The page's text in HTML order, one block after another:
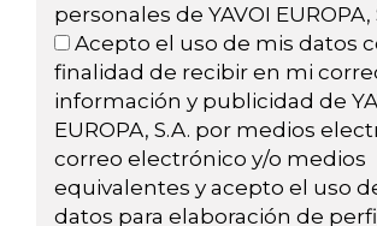
personales de YAVOI EUROPA,
Acepto el uso de mis datos
finalidad de recibir en mi
información y publicidad de
EUROPA, S.A. por medios
correo electrónico y/o medios
equivalentes y acepto el uso
datos para elaboración de